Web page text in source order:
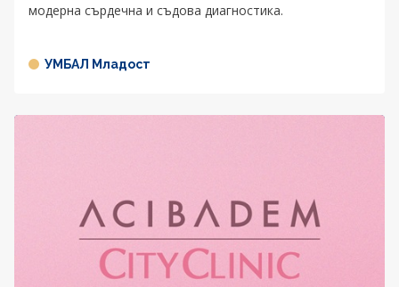
модерна сърдечна и съдова диагностика.
УМБАЛ Младост